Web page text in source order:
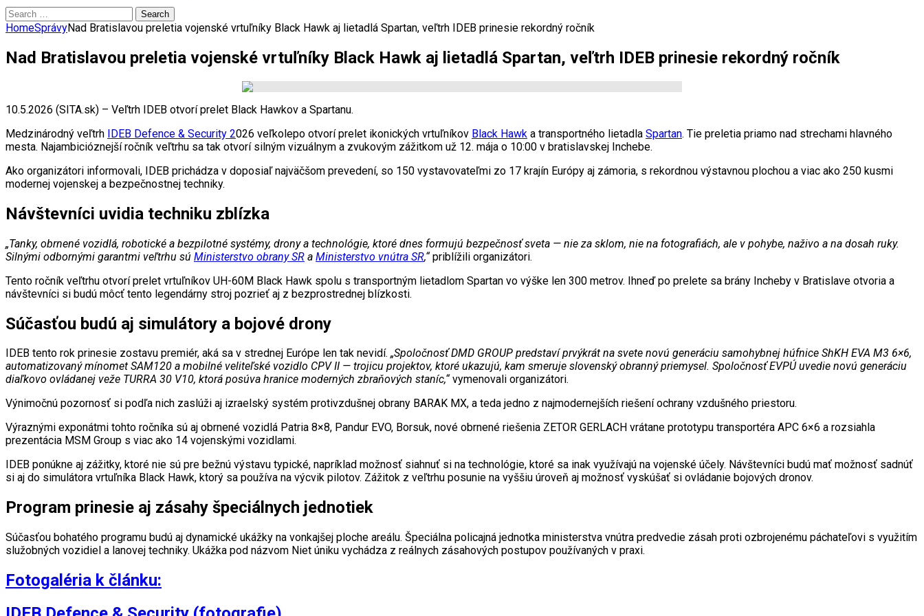
Search
for:
HomeSprávyNad Bratislavou preletia vojenské vrtuľníky Black Hawk aj lietadlá Spartan, veľtrh IDEB prinesie rekordný ročník
Nad Bratislavou preletia vojenské vrtuľníky Black Hawk aj lietadlá Spartan, veľtrh IDEB prinesie rekordný ročník
10.5.2026 (SITA.sk) – Veľtrh IDEB otvorí prelet Black Hawkov a Spartanu.
Medzinárodný veľtrh IDEB Defence & Security 2026 veľkolepo otvorí prelet ikonických vrtuľníkov Black Hawk a transportného lietadla Spartan. Tie preletia priamo nad strechami hlavného
mesta. Najambicióznejší ročník veľtrhu sa tak otvorí silným vizuálnym a zvukovým zážitkom už 12. mája o 10:00 v bratislavskej Inchebe.
Ako organizátori informovali, IDEB prichádza v doposiaľ najväčšom prevedení, so 150 vystavovateľmi zo 17 krajín Európy aj zámoria, s rekordnou výstavnou plochou a viac ako 250 kusmi
modernej vojenskej a bezpečnostnej techniky.
Návštevníci uvidia techniku zblízka
„Tanky, obrnené vozidlá, robotické a bezpilotné systémy, drony a technológie, ktoré dnes formujú bezpečnosť sveta — nie za sklom, nie na fotografiách, ale v pohybe, naživo a na dosah ruky.
Silnými odbornými garantmi veľtrhu sú Ministerstvo obrany SR a Ministerstvo vnútra SR,“priblížili organizátori.
Tento ročník veľtrhu otvorí prelet vrtuľníkov UH-60M Black Hawk spolu s transportným lietadlom Spartan vo výške len 300 metrov. Ihneď po prelete sa brány Incheby v Bratislave otvoria a
návštevníci si budú môcť tento legendárny stroj pozrieť aj z bezprostrednej blízkosti.
Súčasťou budú aj simulátory a bojové drony
IDEB tento rok prinesie zostavu premiér, aká sa v strednej Európe len tak nevidí. „Spoločnosť DMD GROUP predstaví prvýkrát na svete novú generáciu samohybnej húfnice ShKH EVA M3 6×6,
automatizovaný mínomet SAM120 a mobilné veliteľské vozidlo CPV II — trojicu projektov, ktoré ukazujú, kam smeruje slovenský obranný priemysel. Spoločnosť EVPÚ uvedie novú generáciu
diaľkovo ovládanej veže TURRA 30 V10, ktorá posúva hranice moderných zbraňových staníc,“ vymenovali organizátori.
Výnimočnú pozornosť si podľa nich zaslúži aj izraelský systém protivzdušnej obrany BARAK MX, a teda jedno z najmodernejších riešení ochrany vzdušného priestoru.
Výraznými exponátmi tohto ročníka sú aj obrnené vozidlá Patria 8×8, Pandur EVO, Borsuk, nové obrnené riešenia ZETOR GERLACH vrátane prototypu transportéra APC 6×6 a rozsiahla
prezentácia MSM Group s viac ako 14 vojenskými vozidlami.
IDEB ponúkne aj zážitky, ktoré nie sú pre bežnú výstavu typické, napríklad možnosť siahnuť si na technológie, ktoré sa inak využívajú na vojenské účely. Návštevníci budú mať možnosť sadnúť
si aj do simulátora vrtuľníka Black Hawk, ktorý sa používa na výcvik pilotov. Zážitok z veľtrhu posunie na vyššiu úroveň aj možnosť vyskúšať si ovládanie bojových dronov.
Program prinesie aj zásahy špeciálnych jednotiek
Súčasťou bohatého programu budú aj dynamické ukážky na vonkajšej ploche areálu. Špeciálna policajná jednotka ministerstva vnútra predvedie zásah proti ozbrojenému páchateľovi s využitím
služobných vozidiel a lanovej techniky. Ukážka pod názvom Niet úniku vychádza z reálnych zásahových postupov používaných v praxi.
Fotogaléria k článku: